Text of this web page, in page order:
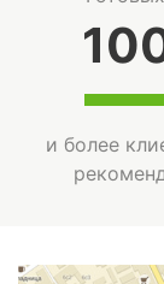
и более